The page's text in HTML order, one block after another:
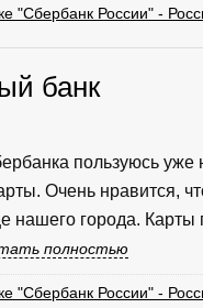
"Сбербанк России" -
банк
пользуюсь уже
Очень нравится,
нашего города. Карты
полностью
"Сбербанк России" -